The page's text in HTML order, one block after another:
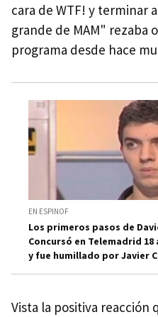
cara de WTF! y terminar
grande de MAM" rezaba
programa desde hace
EN ESPINOF
Los primeros pasos de
Concursó en Telemadrid
y fue humillado por Javier
Vista la positiva